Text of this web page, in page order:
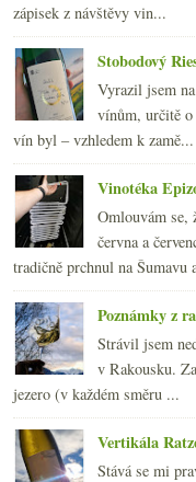
zápisek z návštěvy vin...
Stobodový
Vyrazil jsem
vínům, určitě o
vín byl – vzhledem k zamě...
Vinotéka
Omlouvám se,
června a
tradičně prchnul na Šumavu
Poznámky z
Strávil jsem
v Rakousku.
jezero (v každém směru ...
Vertikála
Stává se mi